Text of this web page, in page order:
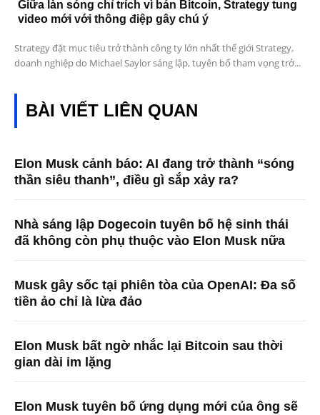
Giữa làn sóng chỉ trích vì bán Bitcoin, Strategy tung
video mới với thông điệp gây chú ý
Strategy đặt mục tiêu trở thành công ty lớn nhất thế giới Strategy,
doanh nghiệp do Michael Saylor sáng lập, tuyên bố tham vọng trở...
BÀI VIẾT LIÊN QUAN
Elon Musk cảnh báo: AI đang trở thành “sóng
thần siêu thanh”, điều gì sắp xảy ra?
Nhà sáng lập Dogecoin tuyên bố hệ sinh thái
đã không còn phụ thuộc vào Elon Musk nữa
Musk gây sốc tại phiên tòa của OpenAI: Đa số
tiền ảo chỉ là lừa đảo
Elon Musk bất ngờ nhắc lại Bitcoin sau thời
gian dài im lặng
Elon Musk tuyên bố ứng dụng mới của ông sẽ